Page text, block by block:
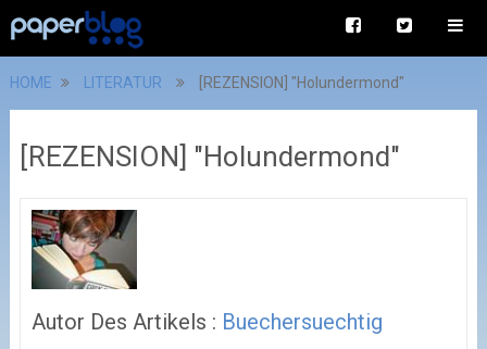
HOME LITERATUR [REZENSION] "Holundermond"
[REZENSION] "Holundermond"
Autor Des Artikels : Buechersuechtig